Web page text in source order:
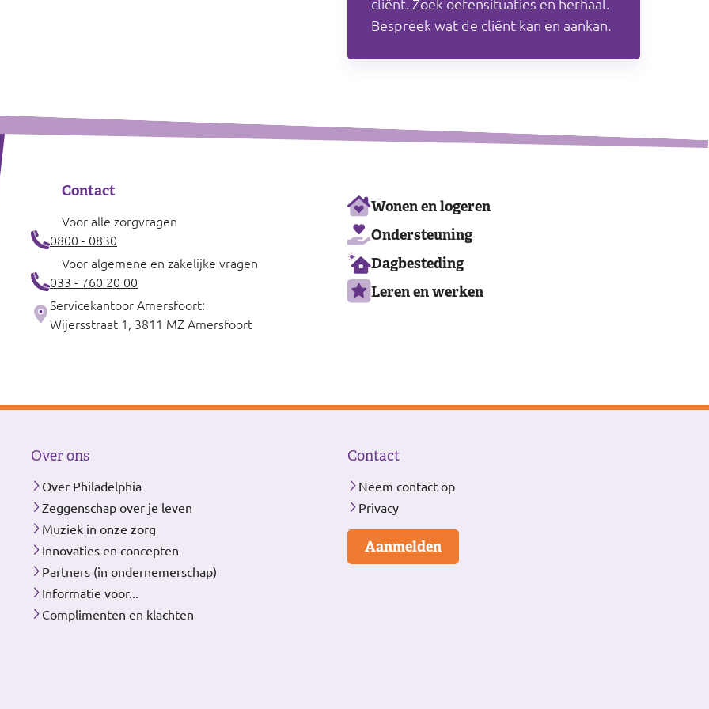
Bespreek wat de cliënt kan en aankan.
Contact
Voor alle zorgvragen
0800 - 0830
Voor algemene en zakelijke vragen
033 - 760 20 00
Servicekantoor Amersfoort:
Wijersstraat 1, 3811 MZ Amersfoort
Ons
aanbod
Wonen en logeren
Ondersteuning
Dagbesteding
Leren en werken
Over ons
Over Philadelphia
Zeggenschap over je leven
Muziek in onze zorg
Innovaties en concepten
Partners (in ondernemerschap)
Informatie voor...
Complimenten en klachten
Contact
Neem contact op
Privacy
Aanmelden